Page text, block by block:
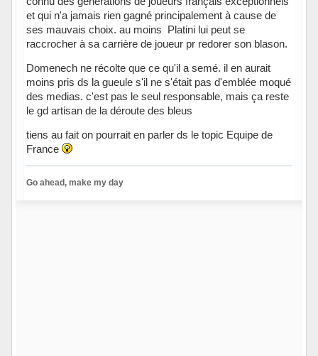
et qui n'a jamais rien gagné principalement à cause de
ses mauvais choix. au moins Platini lui peut se
raccrocher à sa carrière de joueur pr redorer son blason.
Domenech ne récolte que ce qu'il a semé. il en aurait
moins pris ds la gueule s'il ne s'était pas d'emblée moqué
des medias. c'est pas le seul responsable, mais ça reste
le gd artisan de la déroute des bleus
tiens au fait on pourrait en parler ds le topic Equipe de
France
Go ahead, make my day